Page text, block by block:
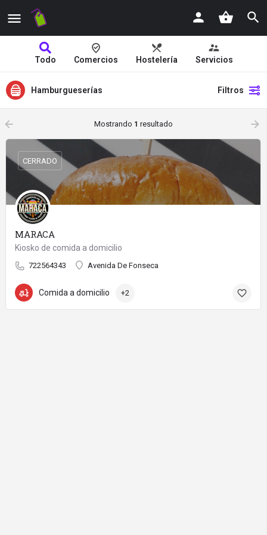
Todo Comercios Hostelería Servicios
Hamburgueserías Filtros
arrow_backward Mostrando 1 resultado arrow_forward
MARACA
Kiosko de comida a domicilio
722564343 Avenida De Fonseca
CERRADO
Comida a domicilio +2